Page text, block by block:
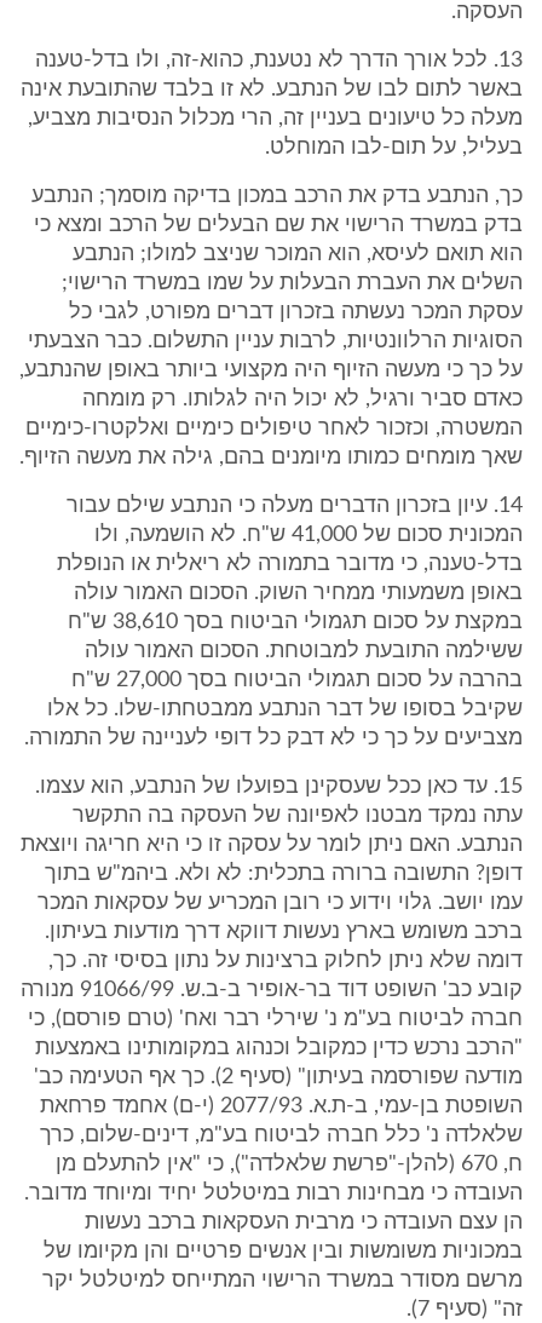
העסקה.
13. לכל אורך הדרך לא נטענת, כהוא-זה, ולו בדל-טענה
באשר לתום לבו של הנתבע. לא זו בלבד שהתובעת אינה
מעלה כל טיעונים בעניין זה, הרי מכלול הנסיבות מצביע,
בעליל, על תום-לבו המוחלט.
כך, הנתבע בדק את הרכב במכון בדיקה מוסמך; הנתבע
בדק במשרד הרישוי את שם הבעלים של הרכב ומצא כי
הוא תואם לעיסא, הוא המוכר שניצב למולו; הנתבע
השלים את העברת הבעלות על שמו במשרד הרישוי;
עסקת המכר נעשתה בזכרון דברים מפורט, לגבי כל
הסוגיות הרלוונטיות, לרבות עניין התשלום. כבר הצבעתי
על כך כי מעשה הזיוף היה מקצועי ביותר באופן שהנתבע,
כאדם סביר ורגיל, לא יכול היה לגלותו. רק מומחה
המשטרה, וכזכור לאחר טיפולים כימיים ואלקטרו-כימיים
שאך מומחים כמותו מיומנים בהם, גילה את מעשה הזיוף.
14. עיון בזכרון הדברים מעלה כי הנתבע שילם עבור
המכונית סכום של 41,000 ש"ח. לא הושמעה, ולו
בדל-טענה, כי מדובר בתמורה לא ריאלית או הנופלת
באופן משמעותי ממחיר השוק. הסכום האמור עולה
במקצת על סכום תגמולי הביטוח בסך 38,610 ש"ח
ששילמה התובעת למבוטחת. הסכום האמור עולה
בהרבה על סכום תגמולי הביטוח בסך 27,000 ש"ח
שקיבל בסופו של דבר הנתבע ממבטחתו-שלו. כל אלו
מצביעים על כך כי לא דבק כל דופי לעניינה של התמורה.
15. עד כאן ככל שעסקינן בפועלו של הנתבע, הוא עצמו.
עתה נמקד מבטנו לאפיונה של העסקה בה התקשר
הנתבע. האם ניתן לומר על עסקה זו כי היא חריגה ויוצאת
דופן? התשובה ברורה בתכלית: לא ולא. ביהמ"ש בתוך
עמו יושב. גלוי וידוע כי רובן המכריע של עסקאות המכר
ברכב משומש בארץ נעשות דווקא דרך מודעות בעיתון.
דומה שלא ניתן לחלוק ברצינות על נתון בסיסי זה. כך,
קובע כב' השופט דוד בר-אופיר ב-ב.ש. 91066/99 מנורה
חברה לביטוח בע"מ נ' שירלי רבר ואח' (טרם פורסם), כי
"הרכב נרכש כדין כמקובל וכנהוג במקומותינו באמצעות
מודעה שפורסמה בעיתון" (סעיף 2). כך אף הטעימה כב'
השופטת בן-עמי, ב-ת.א. 2077/93 (י-ם) אחמד פרחאת
שלאלדה נ' כלל חברה לביטוח בע"מ, דינים-שלום, כרך
ח, 670 (להלן-"פרשת שלאלדה"), כי "אין להתעלם מן
העובדה כי מבחינות רבות במיטלטל יחיד ומיוחד מדובר.
הן עצם העובדה כי מרבית העסקאות ברכב נעשות
במכוניות משומשות ובין אנשים פרטיים והן מקיומו של
מרשם מסודר במשרד הרישוי המתייחס למיטלטל יקר
זה" (סעיף 7).